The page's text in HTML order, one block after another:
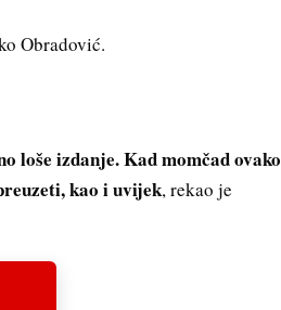
Obradović.
loše izdanje. Kad momčad ovako
kao i uvijek, rekao je